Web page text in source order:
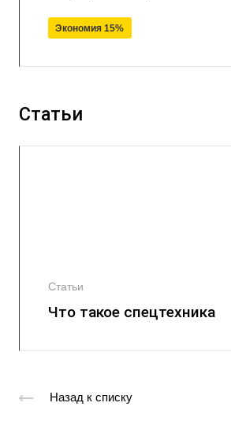
Экономия 15%
Статьи
Статьи
Что такое спецтехника
Назад к списку